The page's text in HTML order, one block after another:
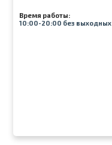
Время работы:
10:00-20:00 без выходных